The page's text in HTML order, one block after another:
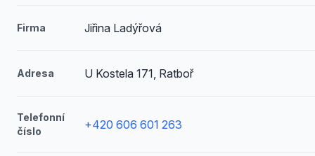
Firma Jiřina Ladýřová
Adresa U Kostela 171, Ratboř
Telefonní
číslo
+420 606 601 263